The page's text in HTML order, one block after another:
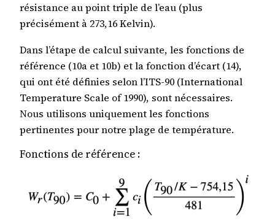
résistance au point triple de l’eau (plus
précisément à 273,16 Kelvin).
Dans l’étape de calcul suivante, les fonctions de
référence (10a et 10b) et la fonction d’écart (14),
qui ont été définies selon l’ITS-90 (International
Temperature Scale of 1990), sont nécessaires.
Nous utilisons uniquement les fonctions
pertinentes pour notre plage de température.
Fonctions de référence :